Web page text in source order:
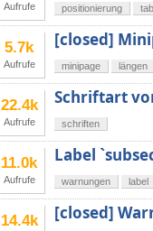
Aufrufe positionierung
5.7k
Aufrufe
[closed]
minipage längen
22.4k
Aufrufe
Schriftart
schriften
11.0k
Aufrufe
Label
warnungen label
14.4k [closed]